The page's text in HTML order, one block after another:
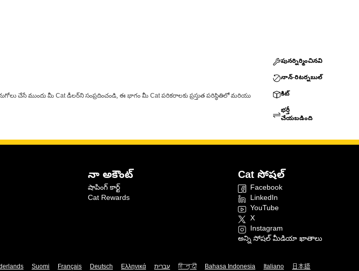
చేసే ముందు మీ Cat డీలర్‌ని సంప్రదించండి, ఈ భాగం మీ Cat పరికరాలకు ప్రస్తుత పరిస్థితిలో మరియు
పునర్నిర్మించినవి
నాన్-రిటర్నబుల్
కిట్
భర్తీ
చేయబడింది
నా అకౌంట్
షాపింగ్ కార్ట్
Cat Rewards
Cat సోషల్
Facebook
LinkedIn
YouTube
X
Instagram
అన్ని సోషల్ మీడియా ఖాతాలు
Suomi Français Deutsch Ελληνικά עברית हिन्दी Bahasa Indonesia Italiano 日本語